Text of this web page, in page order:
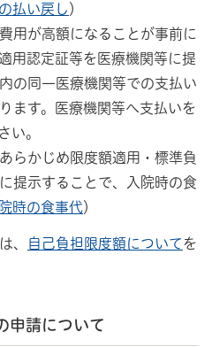
払い戻し ）
用が高額になることが事前に
用認定証等を医療機関等に提
の同一医療機関等での支払い
ます。医療機関等へ支払いを
い。
らかじめ限度額適用・標準負
提示することで、入院時の食
時の食事代）
、 自己負担限度額についてを
申請について